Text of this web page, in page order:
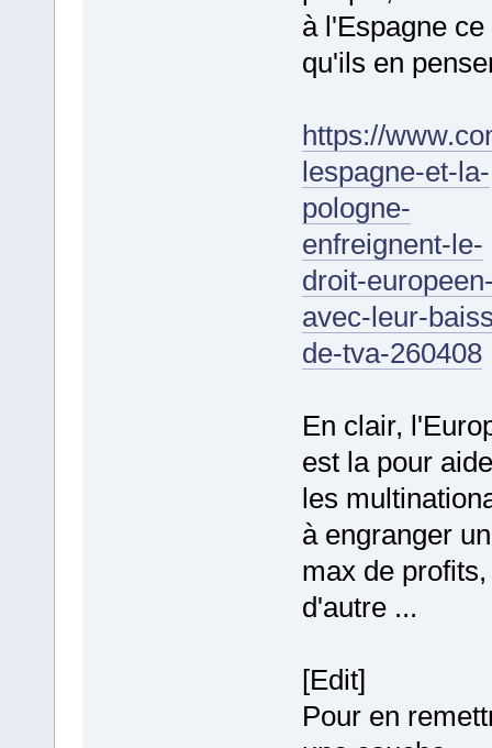
à l'Espagne ce
qu'ils en
https://
lespagne-et-la-
pologne-
enfreignent-le-
droit-
avec-leur-
de-tva-260408
En clair,
est la pour
les
à engranger un
max de
d'autre ...
[Edit]
Pour en